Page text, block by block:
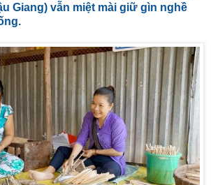
Giang) vẫn miệt mài giữ gìn nghề